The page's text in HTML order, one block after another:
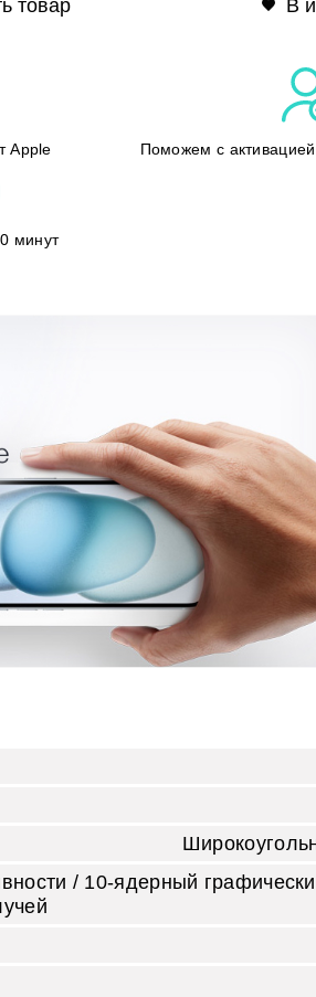
товар В
Apple Поможем с
минут
/ 10‑ядерный